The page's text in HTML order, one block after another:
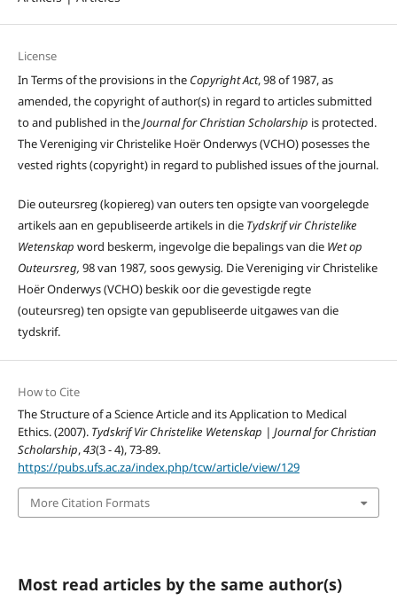
License
In Terms of the provisions in the Copyright Act, 98 of 1987, as
amended, the copyright of author(s) in regard to articles submitted
to and published in theJournal for Christian Scholarship is protected.
The Vereniging vir Christelike Hoër Onderwys (VCHO) posesses the
vested rights (copyright) in regard to published issues of the journal.
Die outeursreg (kopiereg) van outers ten opsigte van voorgelegde
artikels aan en gepubliseerde artikels in die Tydskrif vir Christelike
Wetenskap word beskerm, ingevolge die bepalings van dieWet op
Outeursreg, 98 van 1987, soos gewysig. Die Vereniging vir Christelike
Hoër Onderwys (VCHO) beskik oor die gevestigde regte
(outeursreg) ten opsigte van gepubliseerde uitgawes van die
tydskrif.
How to Cite
The Structure of a Science Article and its Application to Medical
Ethics. (2007). Tydskrif Vir Christelike Wetenskap | Journal for Christian
Scholarship,43(3 - 4), 73-89.
https://pubs.ufs.ac.za/index.php/tcw/article/view/129
More Citation Formats
Most read articles by the same author(s)